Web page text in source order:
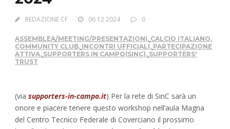
REDAZIONE CF 06 12 2024 0
ASSEMBLEA/MEETING/PRESENTAZIONI, CALCIO ITALIANO,
COMMUNITY CLUB, INCONTRI UFFICIALI, PARTECIPAZIONE
ATTIVA, SUPPORTERS IN CAMPO(SINC), SUPPORTERS'
TRUST
(via supporters-in-campo.it) Per la rete di SinC sarà un
onore e piacere tenere questo workshop nell’aula Magna
del Centro Tecnico Federale di Coverciano il prossimo